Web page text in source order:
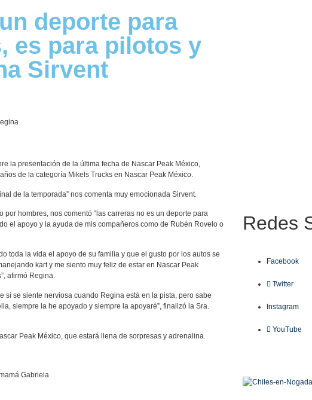
deporte para
es para pilotos y
Sirvent
la presentación de la última fecha de Nascar Peak México,
de la categoría Mikels Trucks en Nascar Peak México.
de la temporada” nos comenta muy emocionada Sirvent.
hombres, nos comentó “las carreras no es un deporte para
el apoyo y la ayuda de mis compañeros como de Rubén Rovelo o
toda la vida el apoyo de su familia y que el gusto por los autos se
kart y me siento muy feliz de estar en Nascar Peak
afirmó Regina.
sí se siente nerviosa cuando Regina está en la pista, pero sabe
siempre la he apoyado y siempre la apoyaré”, finalizó la Sra.
Peak México, que estará llena de sorpresas y adrenalina.
Gabriela
Redes
Facebook
Twitter
Instagram
YouTube